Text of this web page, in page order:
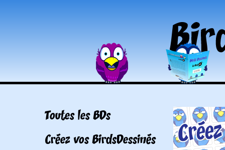
Toutes les BDs
Créez vos BirdsDessinés